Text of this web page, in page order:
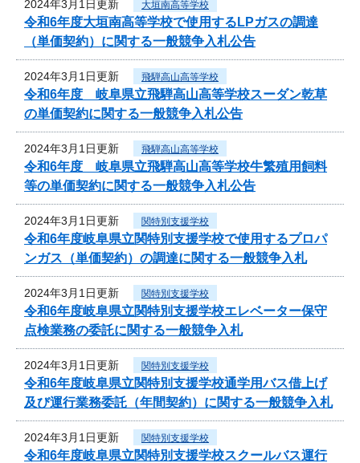
2024年3月1日更新 大垣南高等学校
令和6年度大垣南高等学校で使用するLPガスの調達
（単価契約）に関する一般競争入札公告
2024年3月1日更新 飛騨高山高等学校
令和6年度 岐阜県立飛騨高山高等学校スーダン乾草
の単価契約に関する一般競争入札公告
2024年3月1日更新 飛騨高山高等学校
令和6年度 岐阜県立飛騨高山高等学校牛繁殖用飼料
等の単価契約に関する一般競争入札公告
2024年3月1日更新 関特別支援学校
令和6年度岐阜県立関特別支援学校で使用するプロパ
ンガス（単価契約）の調達に関する一般競争入札
2024年3月1日更新 関特別支援学校
令和6年度岐阜県立関特別支援学校エレベーター保守
点検業務の委託に関する一般競争入札
2024年3月1日更新 関特別支援学校
令和6年度岐阜県立関特別支援学校通学用バス借上げ
及び運行業務委託（年間契約）に関する一般競争入札
2024年3月1日更新 関特別支援学校
令和6年度岐阜県立関特別支援学校スクールバス運行